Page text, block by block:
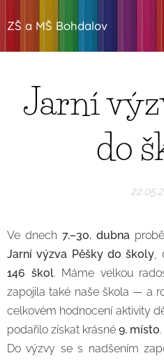
ZŠ a MŠ Bohdalov
Jarní
do
Ve dnech 7.–30. dubna
Jarní výzva Pěšky do školy,
146 škol. Máme velkou
zapojila také naše škola — a
celkovém hodnocení aktivity
podařilo získat krásné 9. místo.
Do výzvy se s nadšením